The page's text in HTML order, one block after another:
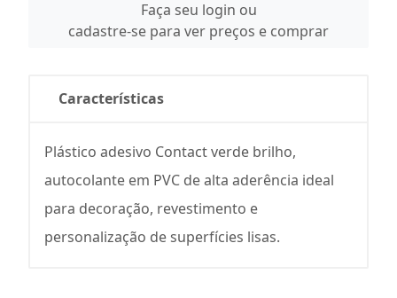
Faça seu login ou
cadastre-se para ver preços e comprar
Características
Plástico adesivo Contact verde brilho,
autocolante em PVC de alta aderência ideal
para decoração, revestimento e
personalização de superfícies lisas.